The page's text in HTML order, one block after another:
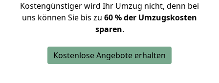
Kostengünstiger wird Ihr Umzug nicht, denn bei
uns können Sie bis zu 60 % der Umzugskosten
sparen.
Kostenlose Angebote erhalten